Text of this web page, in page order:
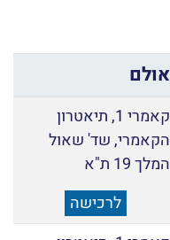
אולם
קאמרי 1, תיאטרון
הקאמרי, שד' שאול
המלך 19 ת"א
לרכישה